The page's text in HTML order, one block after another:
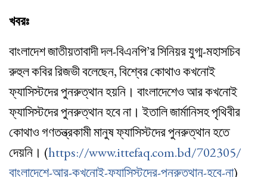
খবরঃ
বাংলাদেশ জাতীয়তাবাদী দল-বিএনপি’র সিনিয়র যুগ্ম-মহাসচিব
রুহুল কবির রিজভী বলেছেন, বিশ্বের কোথাও কখনোই
ফ্যাসিস্টদের পুনরুত্থান হয়নি। বাংলাদেশেও আর কখনোই
ফ্যাসিস্টদের পুনরুত্থান হবে না। ইতালি জার্মানিসহ পৃথিবীর
কোথাও গণতন্ত্রকামী মানুষ ফ্যাসিস্টদের পুনরুত্থান হতে
দেয়নি। (https://www.ittefaq.com.bd/702305/
বাংলাদেশে-আর-কখনোই-ফ্যাসিস্টদের-পুনরুত্থান-হবে-না)